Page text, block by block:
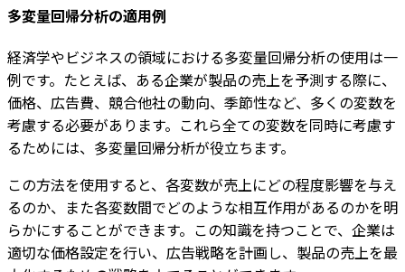
多変量回帰分析の適用例
経済学やビジネスの領域における多変量回帰分析の使用は一
例です。たとえば、ある企業が製品の売上を予測する際に、
価格、広告費、競合他社の動向、季節性など、多くの変数を
考慮する必要があります。これら全ての変数を同時に考慮す
るためには、多変量回帰分析が役立ちます。
この方法を使用すると、各変数が売上にどの程度影響を与え
るのか、また各変数間でどのような相互作用があるのかを明
らかにすることができます。この知識を持つことで、企業は
適切な価格設定を行い、広告戦略を計画し、製品の売上を最